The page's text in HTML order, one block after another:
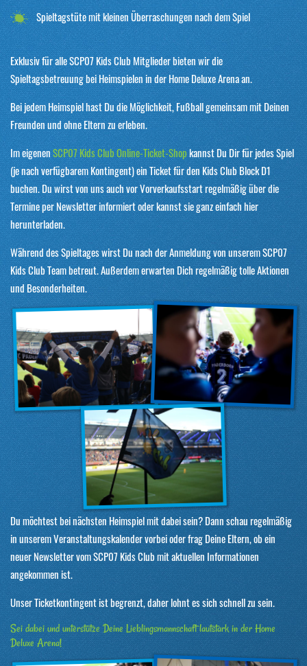
Spieltagstüte mit kleinen Überraschungen nach dem Spiel
Exklusiv für alle SCP07 Kids Club Mitglieder bieten wir die
Spieltagsbetreuung bei Heimspielen in der Home Deluxe Arena an.
Bei jedem Heimspiel hast Du die Möglichkeit, Fußball gemeinsam mit Deinen
Freunden und ohne Eltern zu erleben.
Im eigenenSCP07 Kids Club Online-Ticket-Shopkannst Du Dir für jedes Spiel
(je nach verfügbarem Kontingent) ein Ticket für den Kids Club Block D1
buchen. Du wirst von uns auch vor Vorverkaufsstart regelmäßig über die
Termine per Newsletter informiert oder kannst sie ganz einfach hier
herunterladen.
Während des Spieltages wirst Du nach der Anmeldung von unserem SCP07
Kids Club Team betreut. Außerdem erwarten Dich regelmäßig tolle Aktionen
und Besonderheiten.
Du möchtest bei nächsten Heimspiel mit dabei sein? Dann schau regelmäßig
in unserem Veranstaltungskalender vorbei oder frag Deine Eltern, ob ein
neuer Newsletter vom SCP07 Kids Club mit aktuellen Informationen
angekommen ist.
Unser Ticketkontingent ist begrenzt, daher lohnt es sich schnell zu sein.
Sei dabei und unterstütze Deine Lieblingsmannschaft lautstark in der Home
Deluxe Arena!